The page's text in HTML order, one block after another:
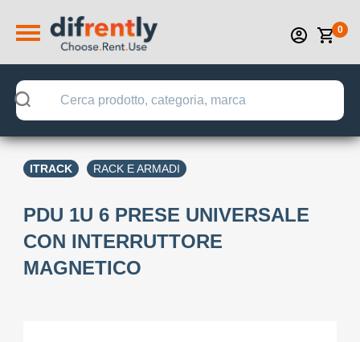
0
ITRACK RACK E ARMADI
PDU 1U 6 PRESE UNIVERSALE
CON INTERRUTTORE
MAGNETICO